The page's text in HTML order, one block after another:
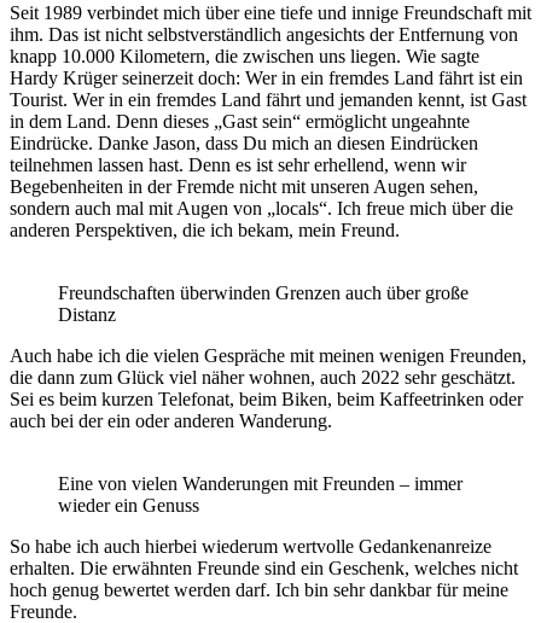
Seit 1989 verbindet mich über eine tiefe und innige Freundschaft mit
ihm. Das ist nicht selbstverständlich angesichts der Entfernung von
knapp 10.000 Kilometern, die zwischen uns liegen. Wie sagte
Hardy Krüger seinerzeit doch: Wer in ein fremdes Land fährt ist ein
Tourist. Wer in ein fremdes Land fährt und jemanden kennt, ist Gast
in dem Land. Denn dieses „Gast sein“ ermöglicht ungeahnte
Eindrücke. Danke Jason, dass Du mich an diesen Eindrücken
teilnehmen lassen hast. Denn es ist sehr erhellend, wenn wir
Begebenheiten in der Fremde nicht mit unseren Augen sehen,
sondern auch mal mit Augen von „locals“. Ich freue mich über die
anderen Perspektiven, die ich bekam, mein Freund.
Freundschaften überwinden Grenzen auch über große
Distanz
Auch habe ich die vielen Gespräche mit meinen wenigen Freunden,
die dann zum Glück viel näher wohnen, auch 2022 sehr geschätzt.
Sei es beim kurzen Telefonat, beim Biken, beim Kaffeetrinken oder
auch bei der ein oder anderen Wanderung.
Eine von vielen Wanderungen mit Freunden – immer
wieder ein Genuss
So habe ich auch hierbei wiederum wertvolle Gedankenanreize
erhalten. Die erwähnten Freunde sind ein Geschenk, welches nicht
hoch genug bewertet werden darf. Ich bin sehr dankbar für meine
Freunde.